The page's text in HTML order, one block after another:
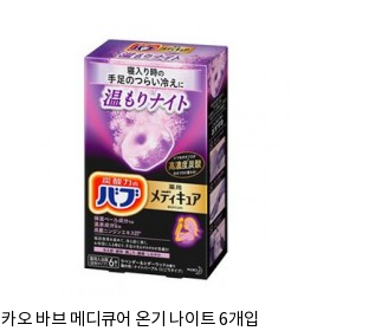
카오 바브 메디큐어 온기 나이트 6개입